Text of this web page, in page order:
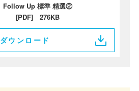
Follow Up 標準 精選②
[PDF] 276KB
ダウンロード